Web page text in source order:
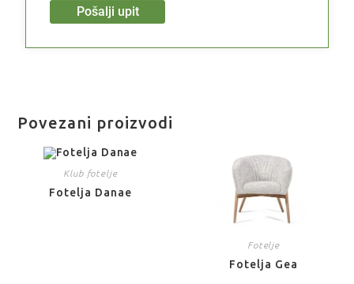
Pošalji upit
Povezani proizvodi
Klub fotelje
Fotelja Danae
Fotelje
Fotelja Gea